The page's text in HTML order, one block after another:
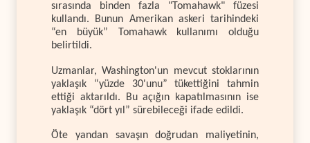
sırasında binden fazla "Tomahawk" füzesi
kullandı. Bunun Amerikan askeri tarihindeki
“en büyük” Tomahawk kullanımı olduğu
belirtildi.
Uzmanlar, Washington'un mevcut stoklarının
yaklaşık “yüzde 30'unu” tükettiğini tahmin
ettiği aktarıldı. Bu açığın kapatılmasının ise
yaklaşık “dört yıl” sürebileceği ifade edildi.
Öte yandan savaşın doğrudan maliyetinin,